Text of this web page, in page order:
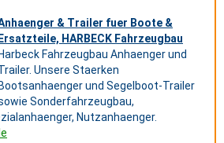
& Trailer fuer Boote &
HARBECK Fahrzeugbau
Fahrzeugbau Anhaenger und
Unsere Staerken
und Segelboot-Trailer
Sonderfahrzeugbau,
Nutzanhaenger.